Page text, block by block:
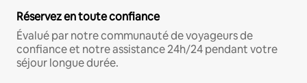
Réservez en toute confiance
Évalué par notre communauté de voyageurs de
confiance et notre assistance 24h/24 pendant votre
séjour longue durée.